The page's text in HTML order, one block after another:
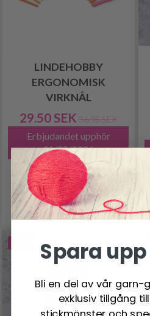
LINDEHOBBY
ERGONOMISK
VIRKNÅL
29.50 SEK 36.95 SEK
Erbjudandet upphör
31/08/2026
Se produkt
Spara
Bli en del av vår garn-
exklusiv tillgång